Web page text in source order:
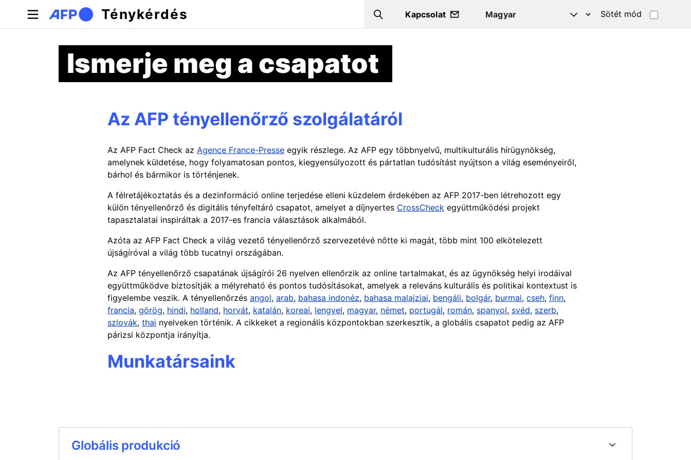
Ténykérdés Search
Kapcsolat Sötét mód
Ismerje meg a csapatot
Az AFP tényellenőrző szolgálatáról
Az AFP Fact Check az Agence France-Presse egyik részlege. Az AFP egy többnyelvű, multikulturális hírügynökség,
amelynek küldetése, hogy folyamatosan pontos, kiegyensúlyozott és pártatlan tudósítást nyújtson a világ eseményeiről,
bárhol és bármikor is történjenek.
A félretájékoztatás és a dezinformáció online terjedése elleni küzdelem érdekében az AFP 2017-ben létrehozott egy
külön tényellenőrző és digitális tényfeltáró csapatot, amelyet a díjnyertes CrossCheck együttműködési projekt
tapasztalatai inspiráltak a 2017-es francia választások alkalmából.
Azóta az AFP Fact Check a világ vezető tényellenőrző szervezetévé nőtte ki magát, több mint 100 elkötelezett
újságíróval a világ több tucatnyi országában.
Az AFP tényellenőrző csapatának újságírói 26 nyelven ellenőrzik az online tartalmakat, és az ügynökség helyi irodáival
együttműködve biztosítják a mélyreható és pontos tudósításokat, amelyek a releváns kulturális és politikai kontextust is
figyelembe veszik. A tényellenőrzés angol, arab, bahasa indonéz, bahasa malajziai, bengáli, bolgár, burmai, cseh, finn,
francia, görög, hindi, holland, horvát, katalán, koreai, lengyel, magyar, német, portugál, román, spanyol, svéd, szerb,
szlovák, thai nyelveken történik. A cikkeket a regionális központokban szerkesztik, a globális csapatot pedig az AFP
párizsi központja irányítja.
Munkatársaink
Globális produkció